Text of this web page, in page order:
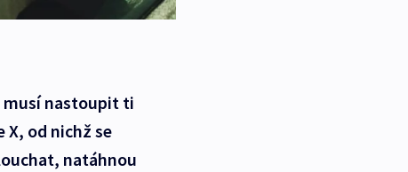
musí nastoupit ti
od nichž se
natáhnou